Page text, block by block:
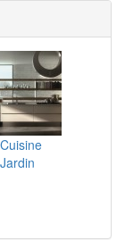
Cuisine
Jardin